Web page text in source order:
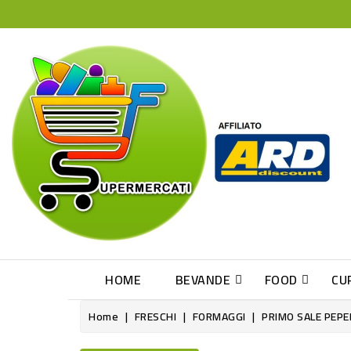
HOME BEVANDE FOOD
Home FRESCHI FORMAGGI PRIMO SALE